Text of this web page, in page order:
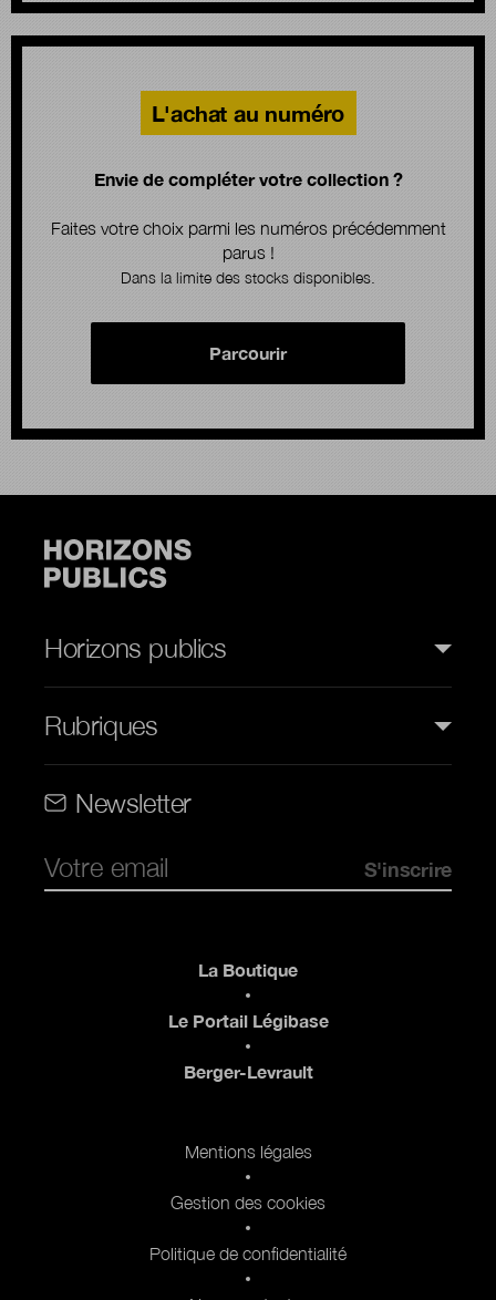
L'achat au numéro
Envie de compléter votre collection ?
Faites votre choix parmi les numéros précédemment
parus !
Dans la limite des stocks disponibles.
Parcourir
Horizons publics
Rubriques
Newsletter
La Boutique
Le Portail Légibase
Berger-Levrault
Mentions légales
Gestion des cookies
Politique de confidentialité